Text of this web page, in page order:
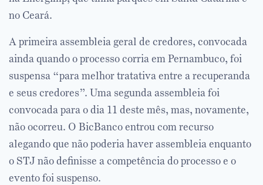
no Ceará.
A primeira assembleia geral de credores, convocada
ainda quando o processo corria em Pernambuco, foi
suspensa “para melhor tratativa entre a recuperanda
e seus credores”. Uma segunda assembleia foi
convocada para o dia 11 deste mês, mas, novamente,
não ocorreu. O BicBanco entrou com recurso
alegando que não poderia haver assembleia enquanto
o STJ não definisse a competência do processo e o
evento foi suspenso.